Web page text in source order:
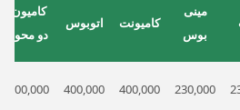
مینی
بوس
کامیونت اتوبوس
کامیون
دو محور
230,000
400,000
400,000
500,000